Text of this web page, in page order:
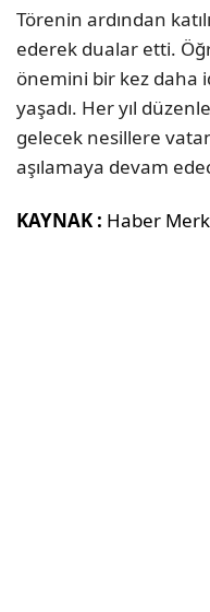
Törenin ardından
ederek dualar etti.
önemini bir kez
yaşadı. Her yıl
gelecek nesillere
aşılamaya devam
KAYNAK : Haber